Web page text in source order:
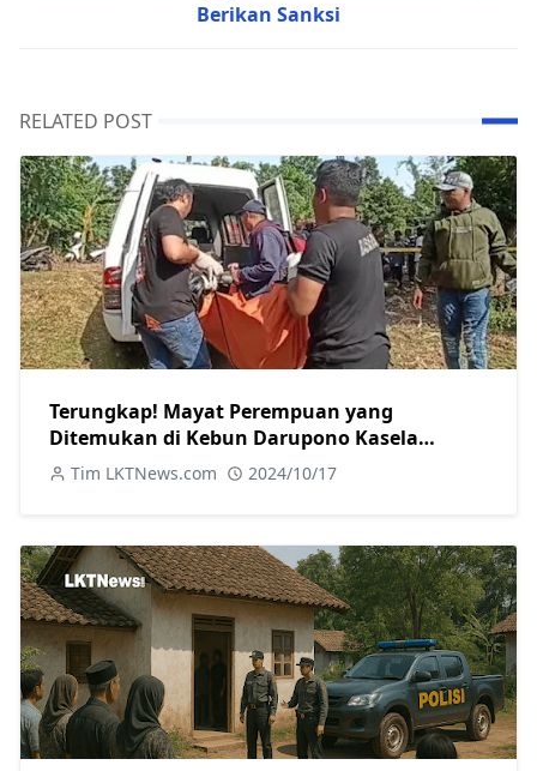
Berikan Sanksi
RELATED POST
Terungkap! Mayat Perempuan yang
Ditemukan di Kebun Darupono Kasela
Ternyata Warga Brangsong
Tim LKTNews.com 2024/10/17